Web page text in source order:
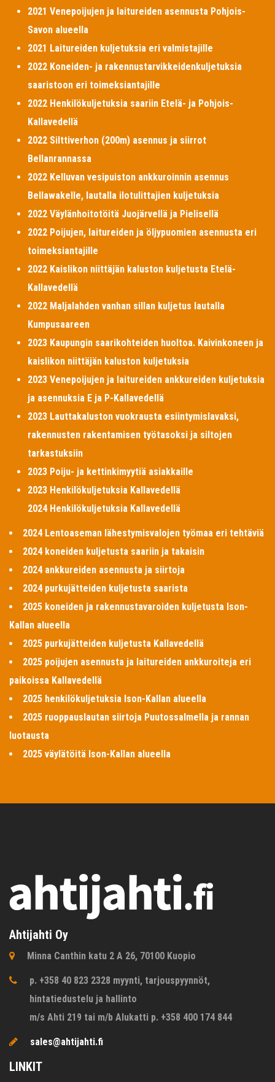
2021 Venepoijujen ja laitureiden asennusta Pohjois-
Savon alueella
2021 Laitureiden kuljetuksia eri valmistajille
2022 Koneiden- ja rakennustarvikkeidenkuljetuksia
saaristoon eri toimeksiantajille
2022 Henkilökuljetuksia saariin Etelä- ja Pohjois-
Kallavedellä
2022 Silttiverhon (200m) asennus ja siirrot
Bellanrannassa
2022 Kelluvan vesipuiston ankkuroinnin asennus
Bellawakelle, lautalla ilotulittajien kuljetuksia
2022 Väylänhoitotöitä Juojärvellä ja Pielisellä
2022 Poijujen, laitureiden ja öljypuomien asennusta eri
toimeksiantajille
2022 Kaislikon niittäjän kaluston kuljetusta Etelä-
Kallavedellä
2022 Maljalahden vanhan sillan kuljetus lautalla
Kumpusaareen
2023 Kaupungin saarikohteiden huoltoa. Kaivinkoneen ja
kaislikon niittäjän kaluston kuljetuksia
2023 Venepoijujen ja laitureiden ankkureiden kuljetuksia
ja asennuksia E ja P-Kallavedellä
2023 Lauttakaluston vuokrausta esiintymislavaksi,
rakennusten rakentamisen työtasoksi ja siltojen
tarkastuksiin
2023 Poiju- ja kettinkimyytiä asiakkaille
2023 Henkilökuljetuksia Kallavedellä
2024 Henkilökuljetuksia Kallavedellä
2024 Lentoaseman lähestymisvalojen työmaa eri tehtäviä
2024 koneiden kuljetusta saariin ja takaisin
2024 ankkureiden asennusta ja siirtoja
2024 purkujätteiden kuljetusta saarista
2025 koneiden ja rakennustavaroiden kuljetusta Ison-
Kallan alueella
2025 purkujätteiden kuljetusta Kallavedellä
2025 poijujen asennusta ja laitureiden ankkuroiteja eri
paikoissa Kallavedellä
2025 henkilökuljetuksia Ison-Kallan alueella
2025 ruoppauslautan siirtoja Puutossalmella ja rannan
luotausta
2025 väylätöitä Ison-Kallan alueella
Ahtijahti Oy
Minna Canthin katu 2 A 26, 70100 Kuopio
p. +358 40 823 2328 myynti, tarjouspyynnöt,
hintatiedustelu ja hallinto
m/s Ahti 219 tai m/b Alukatti p. +358 400 174 844
sales@ahtijahti.fi
LINKIT